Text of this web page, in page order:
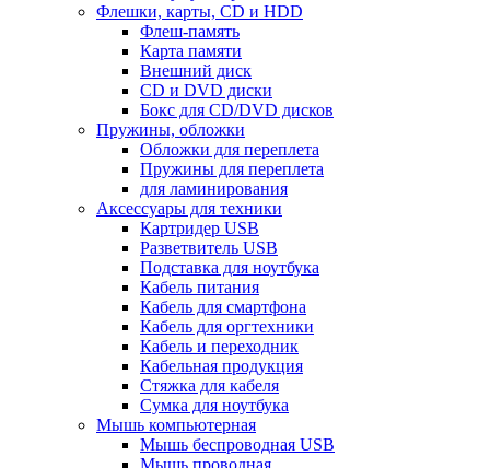
Флешки, карты, CD и HDD
Флеш-память
Карта памяти
Внешний диск
CD и DVD диски
Бокс для CD/DVD дисков
Пружины, обложки
Обложки для переплета
Пружины для переплета
для ламинирования
Аксессуары для техники
Картридер USB
Разветвитель USB
Подставка для ноутбука
Кабель питания
Кабель для смартфона
Кабель для оргтехники
Кабель и переходник
Кабельная продукция
Стяжка для кабеля
Сумка для ноутбука
Мышь компьютерная
Мышь беспроводная USB
Мышь проводная